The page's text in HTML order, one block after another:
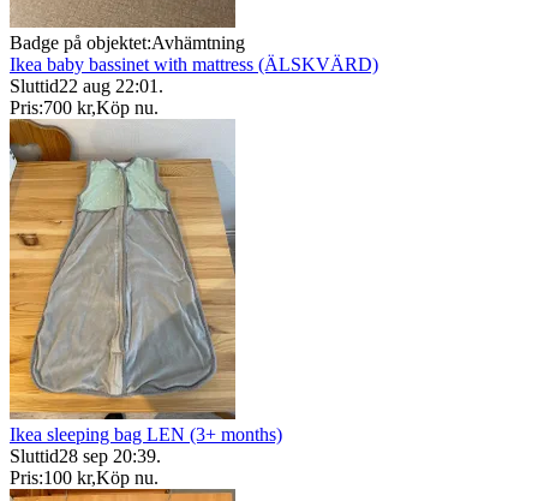
Badge på objektet:Avhämtning
Ikea baby bassinet with mattress (ÄLSKVÄRD)
Sluttid22 aug 22:01 .
Pris:700 kr,Köp nu.
Ikea sleeping bag LEN (3+ months)
Sluttid28 sep 20:39.
Pris:100 kr,Köp nu.